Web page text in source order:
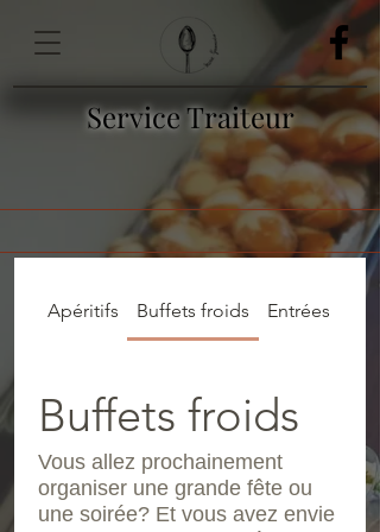
Service Traiteur
Apéritifs Buffets froids Entrées
Buffets froids
Vous allez prochainement
organiser une grande fête ou
une soirée? Et vous avez envie